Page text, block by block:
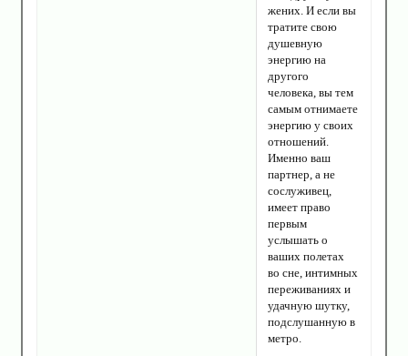
жених. И если вы
тратите свою
душевную
энергию на
другого
человека, вы тем
самым отнимаете
энергию у своих
отношений.
Именно ваш
партнер, а не
сослуживец,
имеет право
первым
услышать о
ваших полетах
во сне, интимных
переживаниях и
удачную шутку,
подслушанную в
метро.